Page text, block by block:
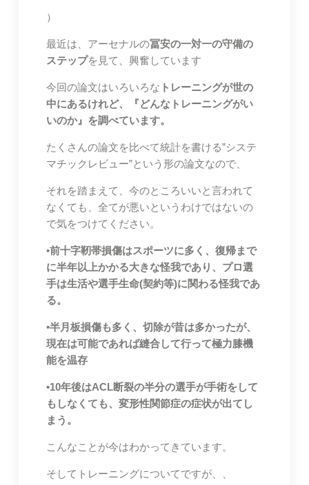
）
最近は、アーセナルの冨安の一対一の守備の
ステップを見て、興奮しています
今回の論文はいろいろな トレーニングが世の
中にあるけれど、『どんなトレーニングがい
いのか』を調べています。
たくさんの論文を比べて統計を書ける”システ
マチックレビュー”という形の論文なので、
それを踏まえて、今のところいいと言われて
なくても、全てが悪いというわけではないの
で気をつけてください。
•前十字靭帯損傷はスポーツに多く、復帰まで
に半年以上かかる大きな怪我であり、プロ選
手は生活や選手生命(契約等)に関わる怪我であ
る。
•半月板損傷も多く、切除が昔は多かったが、
現在は可能であれば縫合して行って極力膝機
能を温存
•10年後はACL断裂の半分の選手が手術をして
もしなくても、変形性関節症の症状が出てし
まう。
こんなことが今はわかってきています。
そしてトレーニングについてですが、、